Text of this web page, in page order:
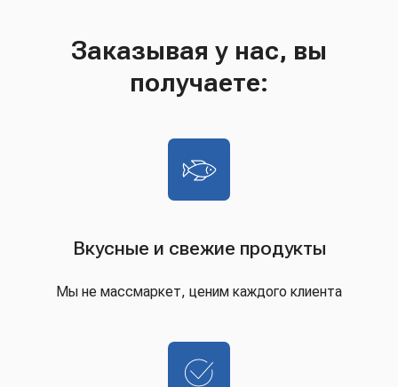
Заказывая у нас, вы
получаете:
Вкусные и свежие продукты
Мы не массмаркет, ценим каждого клиента